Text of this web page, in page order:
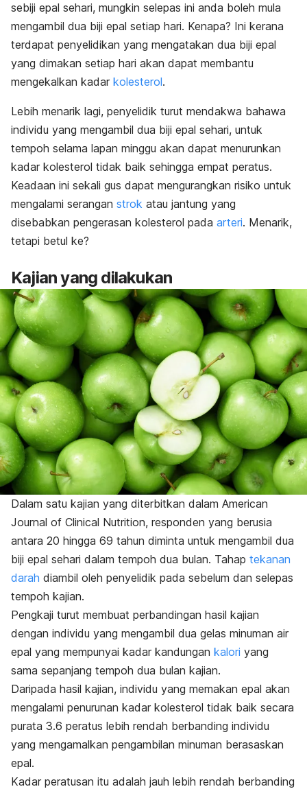
sebiji epal sehari, mungkin selepas ini anda boleh mula
mengambil dua biji epal setiap hari. Kenapa? Ini kerana
terdapat penyelidikan yang mengatakan dua biji epal
yang dimakan setiap hari akan dapat membantu
mengekalkan kadar kolesterol.
Lebih menarik lagi, penyelidik turut mendakwa bahawa
individu yang mengambil dua biji epal sehari, untuk
tempoh selama lapan minggu akan dapat menurunkan
kadar kolesterol tidak baik sehingga empat peratus.
Keadaan ini sekali gus dapat mengurangkan risiko untuk
mengalami serangan strok atau jantung yang
disebabkan pengerasan kolesterol pada arteri. Menarik,
tetapi betul ke?
Kajian yang dilakukan
Dalam satu kajian yang diterbitkan dalam American
Journal of Clinical Nutrition, responden yang berusia
antara 20 hingga 69 tahun diminta untuk mengambil dua
biji epal sehari dalam tempoh dua bulan. Tahap tekanan
darah diambil oleh penyelidik pada sebelum dan selepas
tempoh kajian.
Pengkaji turut membuat perbandingan hasil kajian
dengan individu yang mengambil dua gelas minuman air
epal yang mempunyai kadar kandungan kalori yang
sama sepanjang tempoh dua bulan kajian.
Daripada hasil kajian, individu yang memakan epal akan
mengalami penurunan kadar kolesterol tidak baik secara
purata 3.6 peratus lebih rendah berbanding individu
yang mengamalkan pengambilan minuman berasaskan
epal.
Kadar peratusan itu adalah jauh lebih rendah berbanding